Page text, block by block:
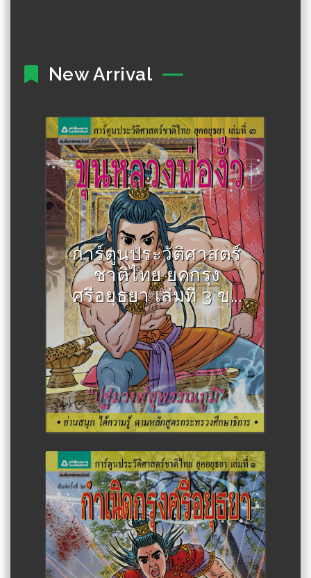
New Arrival
การ์ตูนประวัติศาสตร์
ชาติไทย ยุคกรุง
ศรีอยุธยา เล่มที่ 3 ขุ...
Author :สละ นาคบำรุง
Author :สละ นาคบำรุง